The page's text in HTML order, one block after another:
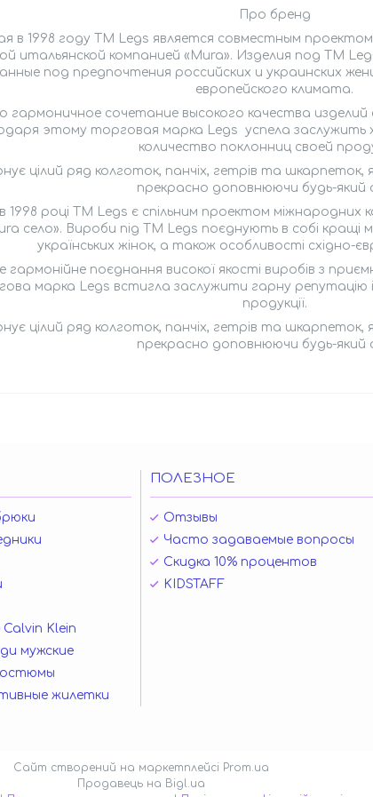
Про бренд
в 1998 году ТМ Legs является совместным
итальянской компанией «Mura». Изделия под ТМ
под предпочтения российских и украинских
европейского климата.
гармоничное сочетание высокого качества
этому торговая марка Legs успела
количество поклонниц своей
цілий ряд колготок, панчіх, гетрів та шкарпеток,
прекрасно доповнюючи будь-який
1998 році ТМ Legs є спільним проектом міжнародних
село». Вироби під ТМ Legs поєднують в собі кращі
українських жінок, а також особливості східно-
гармонійне поєднання високої якості виробів з
марка Legs встигла заслужити гарну репутацію і
продукції.
цілий ряд колготок, панчіх, гетрів та шкарпеток,
прекрасно доповнюючи будь-який
Calvin Klein
мужские
жилетки
ПОЛЕЗНОЕ
Отзывы
Часто задаваемые вопросы
Скидка 10% процентов
KIDSTAFF
Сайт створений на маркетплейсі Prom.ua
Продавець на Bigl.ua